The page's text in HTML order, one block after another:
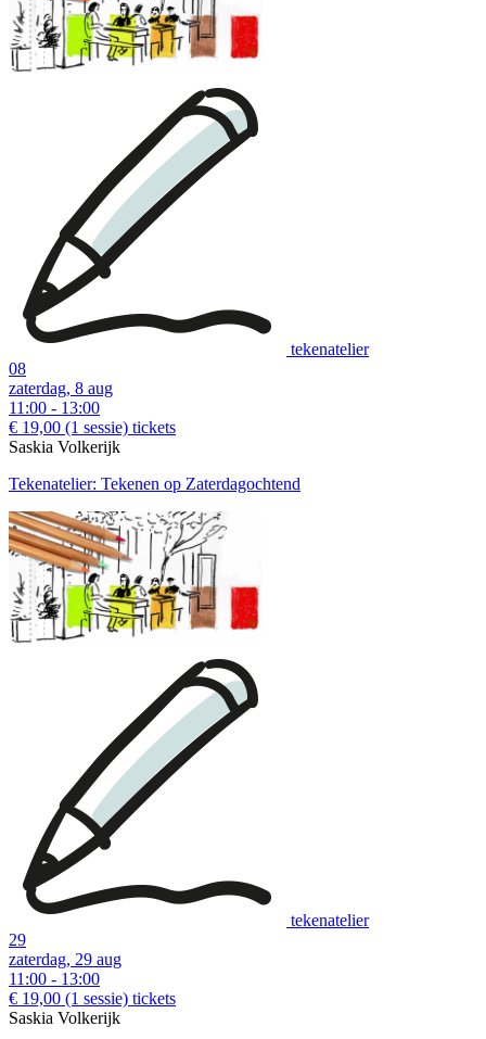
tekenatelier
08
zaterdag, 8 aug
11:00 - 13:00
€ 19,00 (1 sessie) tickets
Saskia Volkerijk
Tekenatelier: Tekenen op Zaterdagochtend
tekenatelier
29
zaterdag, 29 aug
11:00 - 13:00
€ 19,00 (1 sessie) tickets
Saskia Volkerijk